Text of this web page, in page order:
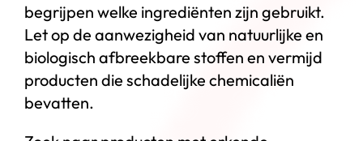
begrijpen welke ingrediënten zijn gebruikt.
Let op de aanwezigheid van natuurlijke en
biologisch afbreekbare stoffen en vermijd
producten die schadelijke chemicaliën
bevatten.